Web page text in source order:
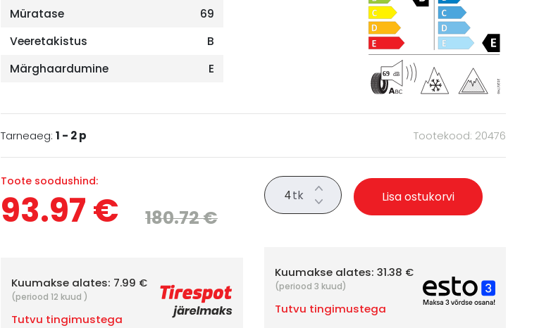
Müratase
69
Veeretakistus
B
Märghaardumine
E
Tarneaeg:1 - 2 p Tootekood: 20476
Toote soodushind:
93.97 € 180.72 €
tk Lisa ostukorvi
Kuumakse alates: 7.99 €
(periood 12 kuud )
Tutvu tingimustega
Kuumakse alates: 31.38 €
(periood 3 kuud)
Tutvu tingimustega